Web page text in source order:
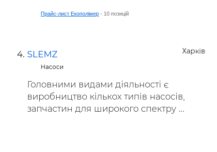
Прайс-лист Екополімер - 10 позицій
Харків
SLEMZ
Насоси
Головними видами діяльності є
виробництво кількох типів насосів,
запчастин для широкого спектру ...